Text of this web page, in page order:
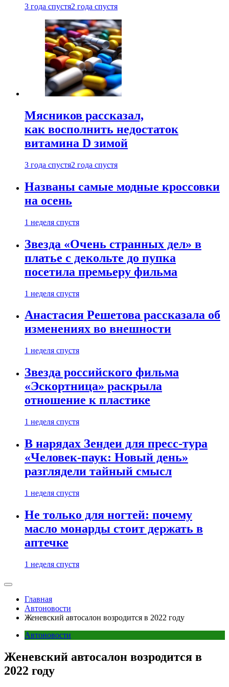
3 года спустя2 года спустя
Мясников рассказал,
как восполнить недостаток
витамина D зимой
3 года спустя2 года спустя
Названы самые модные кроссовки
на осень
1 неделя спустя
Звезда «Очень странных дел» в
платье с декольте до пупка
посетила премьеру фильма
1 неделя спустя
Анастасия Решетова рассказала об
изменениях во внешности
1 неделя спустя
Звезда российского фильма
«Эскортница» раскрыла
отношение к пластике
1 неделя спустя
В нарядах Зендеи для пресс-тура
«Человек-паук: Новый день»
разглядели тайный смысл
1 неделя спустя
Не только для ногтей: почему
масло монарды стоит держать в
аптечке
1 неделя спустя
Главная
Автоновости
Женевский автосалон возродится в 2022 году
Автоновости
Женевский автосалон возродится в
2022 году